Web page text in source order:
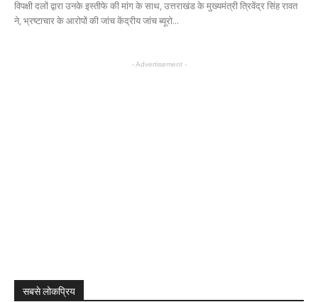
विपक्षी दलों द्वारा उनके इस्तीफे की मांग के साथ, उत्तराखंड के मुख्यमंत्री त्रिवेंद्र सिंह रावत
ने, भ्रष्टाचार के आरोपों की जांच केंद्रीय जांच ब्यूरो...
- Advertisement -
सबसे लोकप्रिय